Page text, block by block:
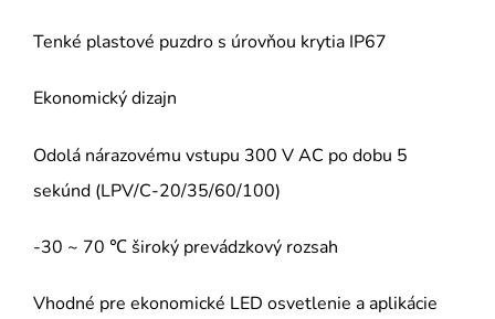
Tenké plastové puzdro s úrovňou krytia IP67
Ekonomický dizajn
Odolá nárazovému vstupu 300 V AC po dobu 5
sekúnd (LPV/C-20/35/60/100)
-30 ~ 70 ℃ široký prevádzkový rozsah
Vhodné pre ekonomické LED osvetlenie a aplikácie